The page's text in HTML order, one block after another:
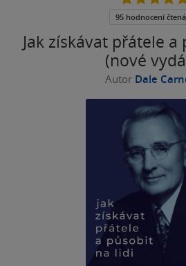
Jak získávat přátele
(nové
Autor Dale
5
95 hodnocení